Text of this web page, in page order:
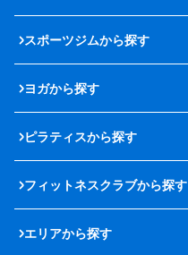
スポーツジムから探す
ヨガから探す
ピラティスから探す
フィットネスクラブから探す
エリアから探す